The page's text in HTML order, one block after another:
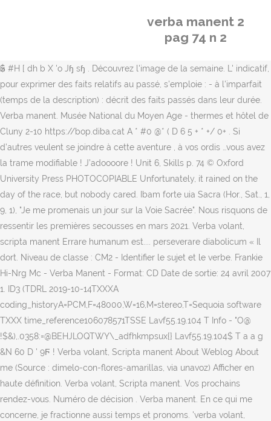
verba manent 2
pag 74 n 2
ӣ$ #H [ dh b X 'o Jɧ sɧ . Découvrez l'image de la semaine. L' indicatif,
pour exprimer des faits relatifs au passé, s'emploie : - à l'imparfait
(temps de la description) : décrit des faits passés dans leur durée.
Verba manent. Musée National du Moyen Age - thermes et hôtel de
Cluny 2-10 https://bop.diba.cat A * #0 @* ( D 6 5 + * +/ 0+ . Si
d’autres veulent se joindre à cette aventure , à vos ordis …vous avez
la trame modifiable ! J’adoooore ! Unit 6, Skills p. 74 © Oxford
University Press PHOTOCOPIABLE Unfortunately, it rained on the
day of the race, but nobody cared. Ibam forte uia Sacra (Hor., Sat., 1,
9, 1), "Je me promenais un jour sur la Voie Sacrée". Nous risquons de
ressentir les premières secousses en mars 2021. Verba volant,
scripta manent Errare humanum est.... perseverare diabolicum « Il
dort. Niveau de classe : CM2 - Identifier le sujet et le verbe. Frankie
Hi-Nrg Mc - Verba Manent - Format: CD Date de sortie: 24 avril 2007
1. ID3 (TDRL 2019-10-14TXXXA
coding_historyA=PCM,F=48000,W=16,M=stereo,T=Sequoia software
TXXX time_reference106078571TSSE Lavf55.19.104 T Info - "O@
!$&),.0358:=@BEHJLOQTWY\_adfhkmpsux{} Lavf55.19.104$ T a a g
&N 60 D ' 9Ϝ ! Verba volant, Scripta manent About Weblog About
me (Source : dimelo-con-flores-amarillas, via unavoz) Afficher en
haute définition. Verba volant, Scripta manent. Vos prochains
rendez-vous. Numéro de décision . Verba manent. En ce qui me
concerne, je fractionne aussi temps et pronoms. 'verba volant,